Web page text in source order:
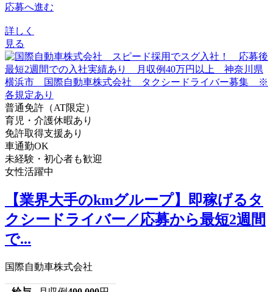
応募へ進む
詳しく
見る
普通免許（AT限定）
育児・介護休暇あり
免許取得支援あり
車通勤OK
未経験・初心者も歓迎
女性活躍中
【業界大手のkmグループ】即稼げるタ
クシードライバー／応募から最短2週間
で...
国際自動車株式会社